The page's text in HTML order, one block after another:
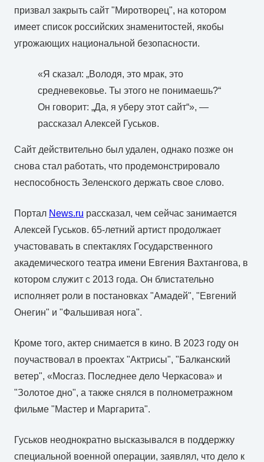
призвал закрыть сайт "Миротворец", на котором
имеет список российских знаменитостей, якобы
угрожающих национальной безопасности.
«Я сказал: „Володя, это мрак, это
средневековье. Ты этого не понимаешь?“
Он говорит: „Да, я уберу этот сайт“», —
рассказал Алексей Гуськов.
Сайт действительно был удален, однако позже он
снова стал работать, что продемонстрировало
неспособность Зеленского держать свое слово.
Портал News.ru рассказал, чем сейчас занимается
Алексей Гуськов. 65-летний артист продолжает
участовавать в спектаклях Государственного
академического театра имени Евгения Вахтангова, в
котором служит с 2013 года. Он блистательно
исполняет роли в постановках "Амадей", "Евгений
Онегин" и "Фальшивая нога".
Кроме того, актер снимается в кино. В 2023 году он
поучаствовал в проектах "Актрисы", "Балканский
ветер", «Мосгаз. Последнее дело Черкасова» и
"Золотое дно", а также снялся в полнометражном
фильме "Мастер и Маргарита".
Гуськов неоднократно высказывался в поддержку
специальной военной операции, заявлял, что дело к